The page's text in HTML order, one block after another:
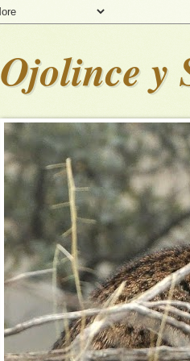
Ojolince y